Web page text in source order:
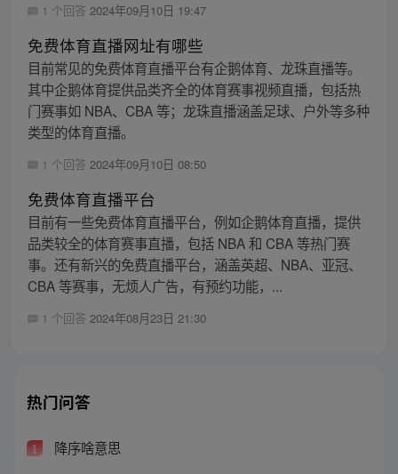
1 个回答 2024年09月10日 19:47
免费体育直播网址有哪些
目前常见的免费体育直播平台有企鹅体育、龙珠直播等。
其中企鹅体育提供品类齐全的体育赛事视频直播，包括热
门赛事如 NBA、CBA 等；龙珠直播涵盖足球、户外等多种
类型的体育直播。
1 个回答 2024年09月10日 08:50
免费体育直播平台
目前有一些免费体育直播平台，例如企鹅体育直播，提供
品类较全的体育赛事直播，包括 NBA 和 CBA 等热门赛
事。还有新兴的免费直播平台，涵盖英超、NBA、亚冠、
CBA 等赛事，无烦人广告，有预约功能，...
1 个回答 2024年08月23日 21:30
热门问答
1 降序啥意思